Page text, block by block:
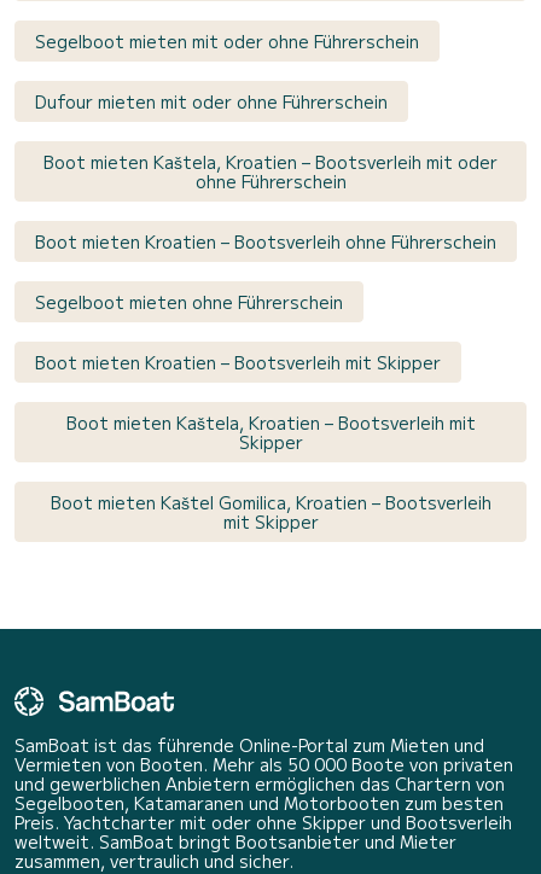
Segelboot mieten mit oder ohne Führerschein
Dufour mieten mit oder ohne Führerschein
Boot mieten Kaštela, Kroatien – Bootsverleih mit oder
ohne Führerschein
Boot mieten Kroatien – Bootsverleih ohne Führerschein
Segelboot mieten ohne Führerschein
Boot mieten Kroatien – Bootsverleih mit Skipper
Boot mieten Kaštela, Kroatien – Bootsverleih mit
Skipper
Boot mieten Kaštel Gomilica, Kroatien – Bootsverleih
mit Skipper
SamBoat ist das führende Online-Portal zum Mieten und
Vermieten von Booten. Mehr als 50 000 Boote von privaten
und gewerblichen Anbietern ermöglichen das Chartern von
Segelbooten, Katamaranen und Motorbooten zum besten
Preis. Yachtcharter mit oder ohne Skipper und Bootsverleih
weltweit. SamBoat bringt Bootsanbieter und Mieter
zusammen, vertraulich und sicher.